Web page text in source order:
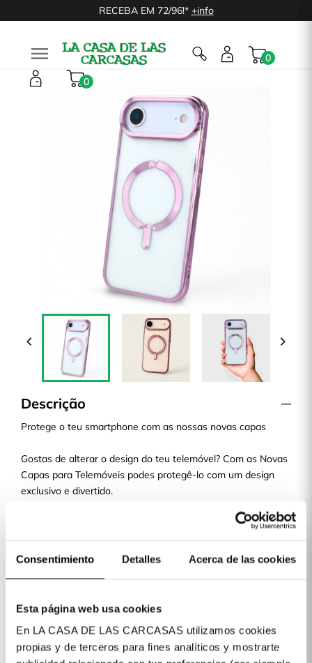
Consentimiento Detalles Acerca de las cookies
Esta página web usa cookies
En LA CASA DE LAS CARCASAS utilizamos cookies
propias y de terceros para fines analíticos y mostrarte
RECEBA EM 72/96!* +info

0
0
 
Descrição
Protege o teu smartphone com as nossas novas capas
Gostas de alterar o design do teu telemóvel? Com as Novas
Capas para Telemóveis podes protegê-lo com um design
exclusivo e divertido.
volume ao teu smartphone. Qualquer design ou modelo da
Envio em 48H
métodos de pagamento: Cartão, Bizum, PayPal e à
cobrança.
Detalhes do produto